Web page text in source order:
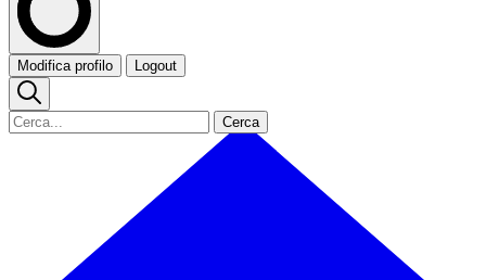
Modifica profilo Logout
Cerca